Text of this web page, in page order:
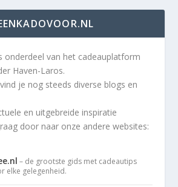
onderdeel van het cadeauplatform
Haven-Laros.
je nog steeds diverse blogs en
en uitgebreide inspiratie
door naar onze andere websites:
– de grootste gids met cadeautips
elke gelegenheid.